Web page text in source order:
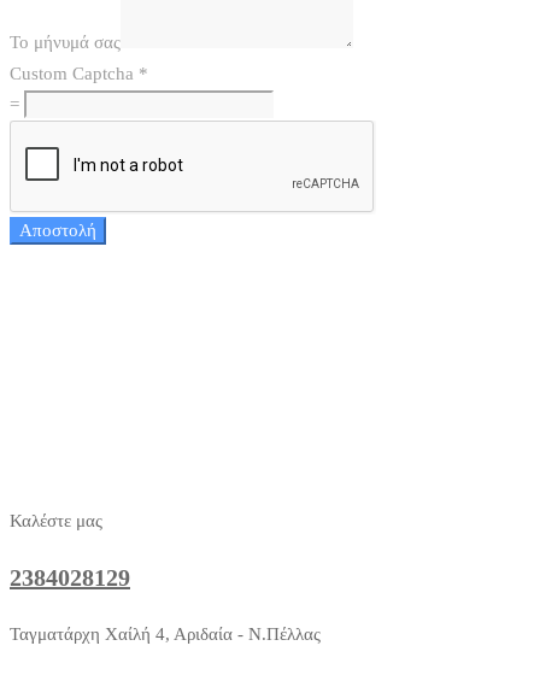
Το μήνυμά σας
Custom Captcha *
=
Αποστολή
Καλέστε μας
2384028129
Ταγματάρχη Χαίλή 4, Αριδαία - Ν.Πέλλας